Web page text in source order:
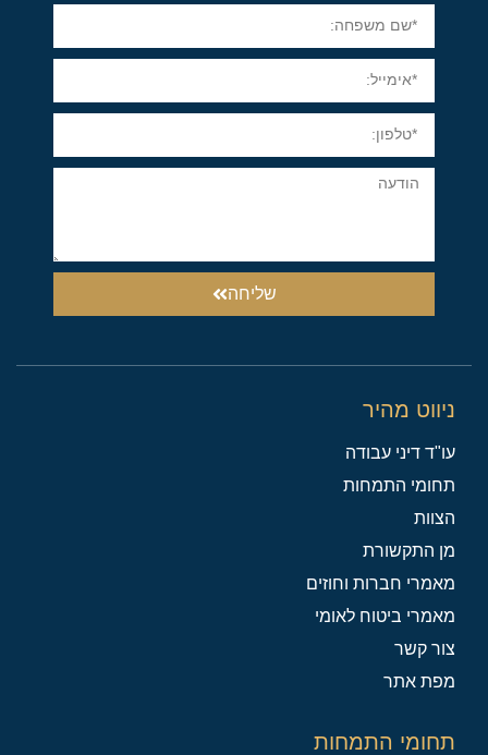
שליחה
ניווט מהיר
עו"ד דיני עבודה
תחומי התמחות
הצוות
מן התקשורת
מאמרי חברות וחוזים
מאמרי ביטוח לאומי
צור קשר
מפת אתר
תחומי התמחות